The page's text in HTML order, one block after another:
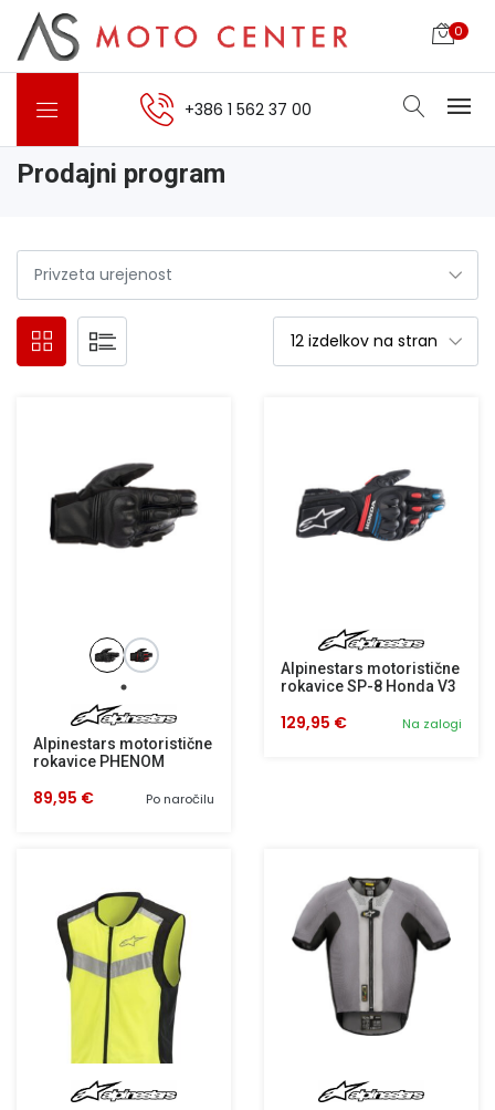
0
+386 1 562 37 00
Prodajni program
Alpinestars motoristične
rokavice PHENOM
Po naročilu
89,95 €
Alpinestars motoristične
rokavice SP-8 Honda V3
Na zalogi
129,95 €